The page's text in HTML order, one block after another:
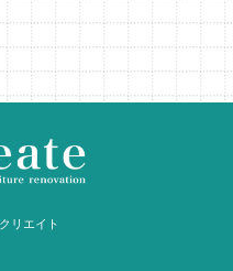
リエイト